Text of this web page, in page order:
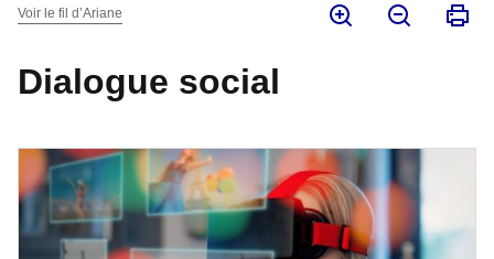
Voir le fil d’Ariane
Dialogue social